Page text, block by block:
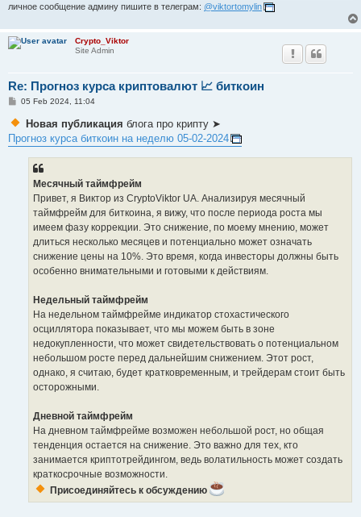
личное сообщение админу пишите в телеграм: @viktortomylin
Crypto_Viktor
Site Admin
Re: Прогноз курса криптовалют 📈 биткоин
P
s
05 Feb 2024, 11:04
Новая публикация блога про крипту ➤
Прогноз курса биткоин на неделю 05-02-2024
Месячный таймфрейм
Привет, я Виктор из CryptoViktor UA. Анализируя месячный
таймфрейм для биткоина, я вижу, что после периода роста мы
имеем фазу коррекции. Это снижение, по моему мнению, может
длиться несколько месяцев и потенциально может означать
снижение цены на 10%. Это время, когда инвесторы должны быть
особенно внимательными и готовыми к действиям.
Недельный таймфрейм
На недельном таймфрейме индикатор стохастического
осциллятора показывает, что мы можем быть в зоне
недокупленности, что может свидетельствовать о потенциальном
небольшом росте перед дальнейшим снижением. Этот рост,
однако, я считаю, будет кратковременным, и трейдерам стоит быть
осторожными.
Дневной таймфрейм
На дневном таймфрейме возможен небольшой рост, но общая
тенденция остается на снижение. Это важно для тех, кто
занимается криптотрейдингом, ведь волатильность может создать
краткосрочные возможности.
Присоединяйтесь к обсуждению